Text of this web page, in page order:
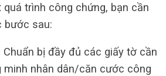
trình công chứng, bạn cần
bước sau:
Chuẩn bị đầy đủ các giấy tờ cần
minh nhân dân/căn cước công